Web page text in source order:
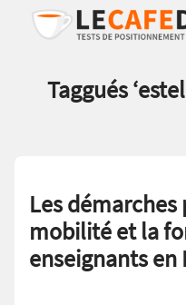
Taggués ‘
Les
mobilité et la
enseignants en